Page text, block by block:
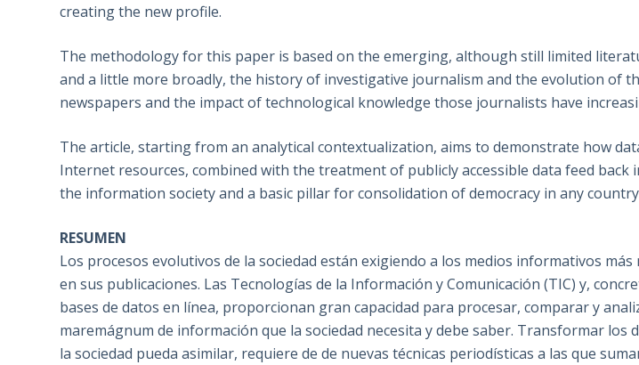
creating the new profile.
The methodology for this paper is based on the emerging, although still limited
and a little more broadly, the history of investigative journalism and the evolution of
newspapers and the impact of technological knowledge those journalists have
The article, starting from an analytical contextualization, aims to demonstrate how
Internet resources, combined with the treatment of publicly accessible data feed
the information society and a basic pillar for consolidation of democracy in any
RESUMEN
Los procesos evolutivos de la sociedad están exigiendo a los medios informativos
en sus publicaciones. Las Tecnologías de la Información y Comunicación (TIC) y,
bases de datos en línea, proporcionan gran capacidad para procesar, comparar y
maremágnum de información que la sociedad necesita y debe saber. Transformar los
la sociedad pueda asimilar, requiere de de nuevas técnicas periodísticas a las que